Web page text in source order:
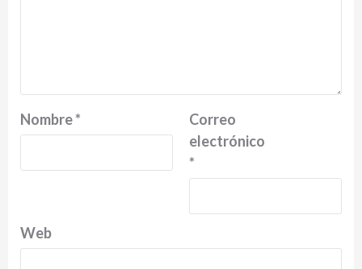
Nombre*
Correo
electrónico
*
Web